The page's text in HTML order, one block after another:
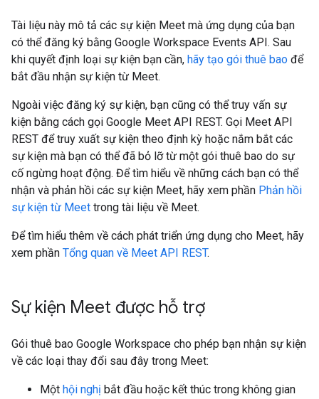
Tài liệu này mô tả các sự kiện Meet mà ứng dụng của bạn
có thể đăng ký bằng Google Workspace Events API. Sau
khi quyết định loại sự kiện bạn cần, hãy tạo gói thuê bao để
bắt đầu nhận sự kiện từ Meet.
Ngoài việc đăng ký sự kiện, bạn cũng có thể truy vấn sự
kiện bằng cách gọi Google Meet API REST. Gọi Meet API
REST để truy xuất sự kiện theo định kỳ hoặc nắm bắt các
sự kiện mà bạn có thể đã bỏ lỡ từ một gói thuê bao do sự
cố ngừng hoạt động. Để tìm hiểu về những cách bạn có thể
nhận và phản hồi các sự kiện Meet, hãy xem phần Phản hồi
sự kiện từ Meet trong tài liệu về Meet.
Để tìm hiểu thêm về cách phát triển ứng dụng cho Meet, hãy
xem phần Tổng quan về Meet API REST.
Sự kiện Meet được hỗ trợ
Gói thuê bao Google Workspace cho phép bạn nhận sự kiện
về các loại thay đổi sau đây trong Meet:
Một hội nghị bắt đầu hoặc kết thúc trong không gian